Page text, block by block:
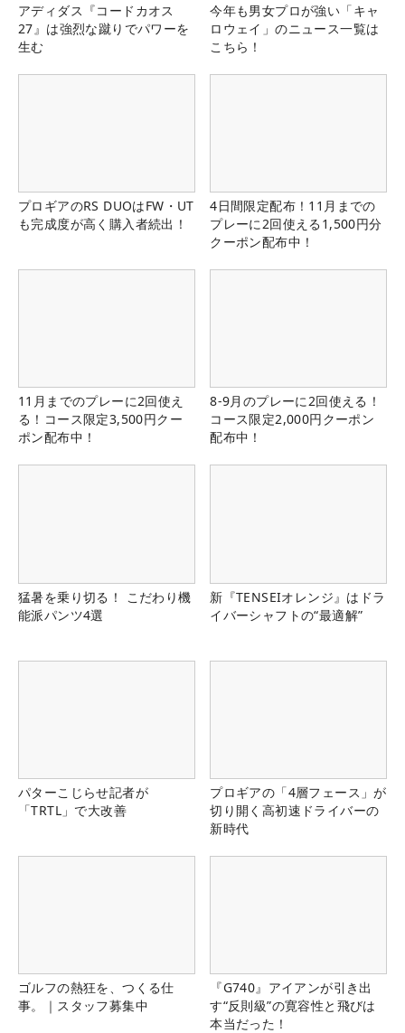
アディダス『コードカオス
27』は強烈な蹴りでパワーを
生む
今年も男女プロが強い「キャ
ロウェイ」のニュース一覧は
こちら！
プロギアのRS DUOはFW・UT
も完成度が高く購入者続出！
4日間限定配布！11月までの
プレーに2回使える1,500円分
クーポン配布中！
11月までのプレーに2回使え
る！コース限定3,500円クー
ポン配布中！
8-9月のプレーに2回使える！
コース限定2,000円クーポン
配布中！
猛暑を乗り切る！ こだわり機
能派パンツ4選
新『TENSEIオレンジ』はドラ
イバーシャフトの“最適解”
パターこじらせ記者が
「TRTL」で大改善
プロギアの「4層フェース」が
切り開く高初速ドライバーの
新時代
ゴルフの熱狂を、つくる仕
事。｜スタッフ募集中
『G740』アイアンが引き出
す“反則級”の寛容性と飛びは
本当だった！